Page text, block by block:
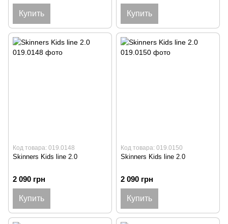
Купить Купить
Код товара: 019.0148
Skinners Kids line 2.0
2 090 грн
Купить
Код товара: 019.0150
Skinners Kids line 2.0
2 090 грн
Купить